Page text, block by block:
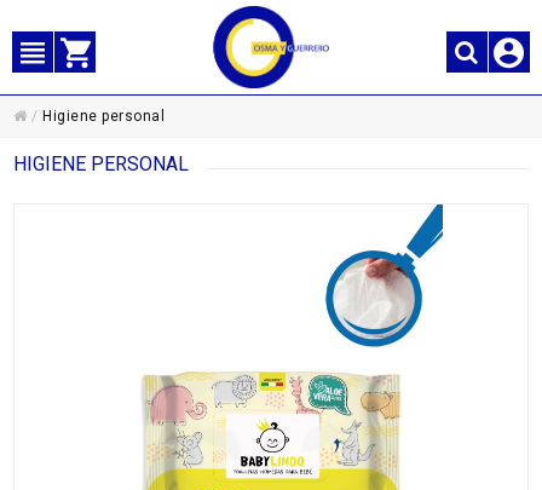
/ Higiene personal
HIGIENE PERSONAL